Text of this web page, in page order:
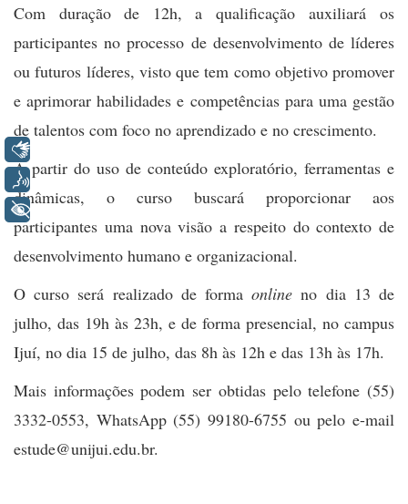
Com duração de 12h, a qualificaçãoauxiliará os
participantes no processo de desenvolvimento de líderes
ou futuros líderes, visto que tem como objetivo promover
e aprimorar habilidades e competências para uma gestão
de talentos com foco no aprendizado e no crescimento.
A partir do uso de conteúdo exploratório, ferramentas e
dinâmicas, o curso buscará proporcionar aos
participantes uma nova visão a respeito do contexto de
desenvolvimento humano e organizacional.
O curso será realizado de formaonline no dia 13 de
julho, das 19h às 23h, e de forma presencial, no campus
Ijuí, no dia 15 de julho, das 8h às 12h e das 13h às 17h.
Mais informações podem ser obtidas pelo telefone (55)
3332-0553, WhatsApp (55) 99180-6755 ou pelo e-mail
estude@unijui.edu.br.
Voz
+ Acessibilidade